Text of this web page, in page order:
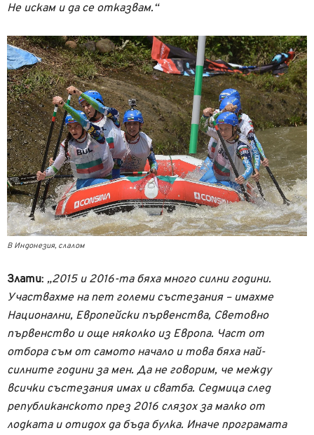
Не искам и да се отказвам.“
В Индонезия, слалом
Злати: „2015 и 2016-та бяха много силни години.
Участвахме на пет големи състезания – имахме
Национални, Европейски първенства, Световно
първенство и още няколко из Европа. Част от
отбора съм от самото начало и това бяха най-
силните години за мен. Да не говорим, че между
всички състезания имах и сватба. Седмица след
републиканското през 2016 слязох за малко от
лодката и отидох да бъда булка. Иначе програмата